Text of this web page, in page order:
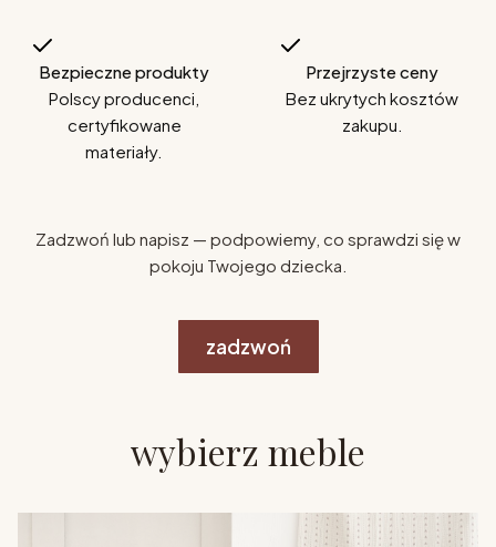
Bezpieczne produkty
Polscy producenci,
certyfikowane
materiały.
Przejrzyste ceny
Bez ukrytych kosztów
zakupu.
Zadzwoń lub napisz — podpowiemy, co sprawdzi się w
pokoju Twojego dziecka.
zadzwoń
wybierz meble